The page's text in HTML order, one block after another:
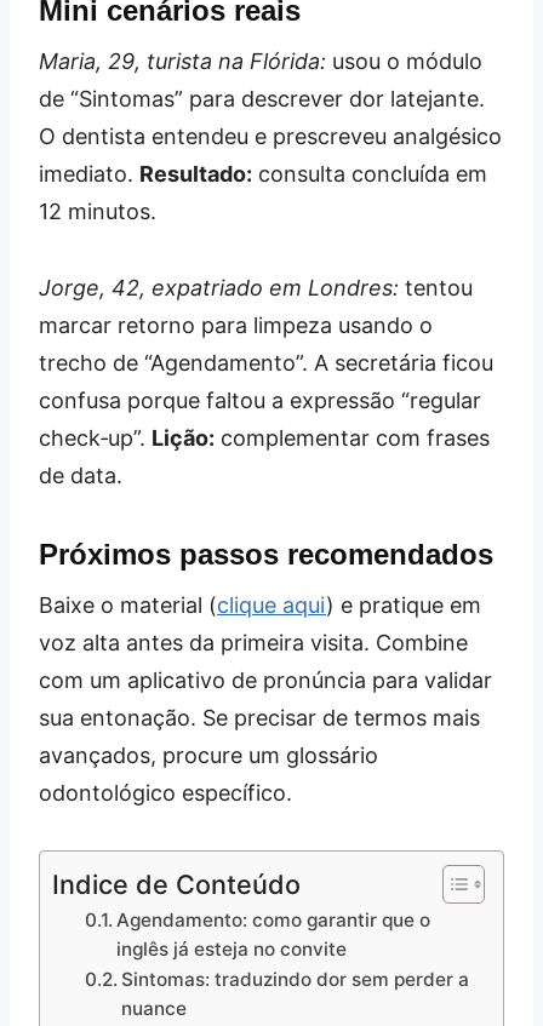
Mini cenários reais
Maria, 29, turista na Flórida: usou o módulo
de “Sintomas” para descrever dor latejante.
O dentista entendeu e prescreveu analgésico
imediato. Resultado: consulta concluída em
12 minutos.
Jorge, 42, expatriado em Londres: tentou
marcar retorno para limpeza usando o
trecho de “Agendamento”. A secretária ficou
confusa porque faltou a expressão “regular
check‑up”. Lição: complementar com frases
de data.
Próximos passos recomendados
Baixe o material (clique aqui) e pratique em
voz alta antes da primeira visita. Combine
com um aplicativo de pronúncia para validar
sua entonação. Se precisar de termos mais
avançados, procure um glossário
odontológico específico.
Indice de Conteúdo
Agendamento: como garantir que o
inglês já esteja no convite
Sintomas: traduzindo dor sem perder a
nuance